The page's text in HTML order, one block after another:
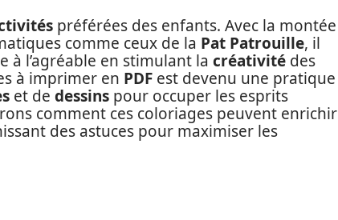
préférées des enfants. Avec la montée
comme ceux de la Pat Patrouille, il
à l’agréable en stimulant la créativité des
à imprimer en PDF est devenu une pratique
et de dessins pour occuper les esprits
comment ces coloriages peuvent enrichir
des astuces pour maximiser les